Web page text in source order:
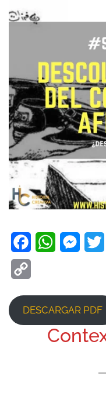
FacebookWhatsApp
DESCARGAR PDF